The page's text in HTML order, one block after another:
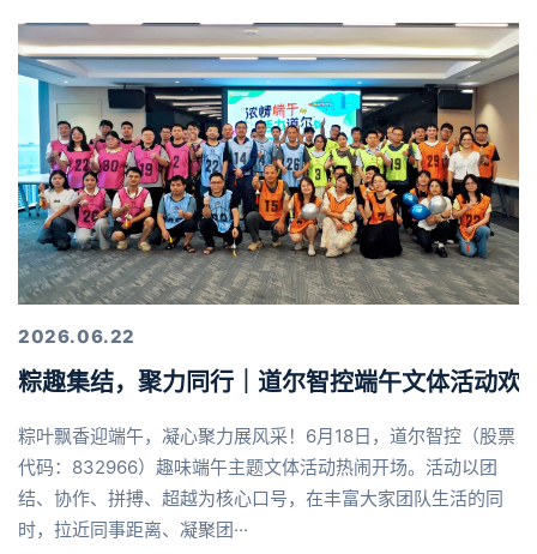
2026.06.22
粽趣集结，聚力同行｜道尔智控端午文体活动欢
粽叶飘香迎端午，凝心聚力展风采！6月18日，道尔智控（股票
代码：832966）趣味端午主题文体活动热闹开场。活动以团
结、协作、拼搏、超越为核心口号，在丰富大家团队生活的同
时，拉近同事距离、凝聚团···